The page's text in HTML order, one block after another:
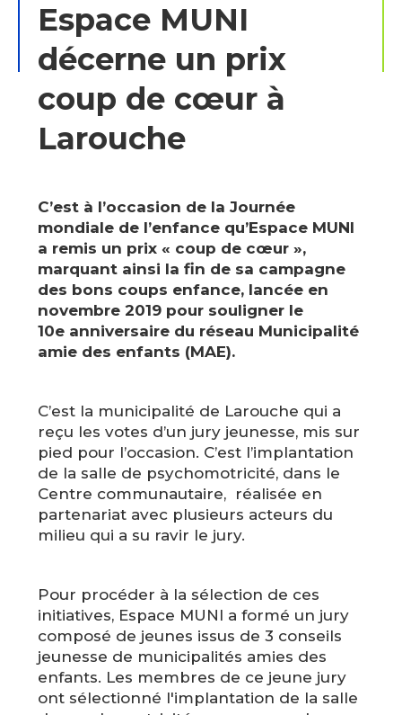
Espace MUNI
décerne un prix
coup de cœur à
Larouche
C’est à l’occasion de la Journée
mondiale de l’enfance qu’Espace MUNI
a remis un prix « coup de cœur »,
marquant ainsi la fin de sa campagne
des bons coups enfance, lancée en
novembre 2019 pour souligner le
10e anniversaire du réseau Municipalité
amie des enfants (MAE).
C’est la municipalité de Larouche qui a
reçu les votes d’un jury jeunesse, mis sur
pied pour l’occasion. C’est l’implantation
de la salle de psychomotricité, dans le
Centre communautaire, réalisée en
partenariat avec plusieurs acteurs du
milieu qui a su ravir le jury.
Pour procéder à la sélection de ces
initiatives, Espace MUNI a formé un jury
composé de jeunes issus de 3 conseils
jeunesse de municipalités amies des
enfants. Les membres de ce jeune jury
ont sélectionné l'implantation de la salle